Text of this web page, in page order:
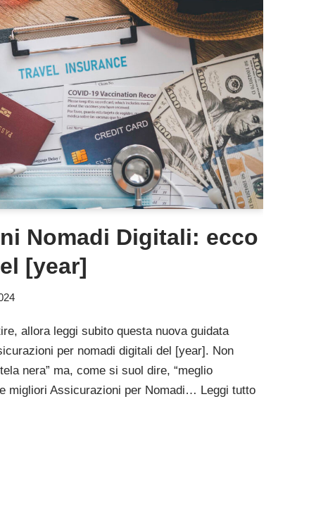
Nomadi Digitali: ecco
[year]
allora leggi subito questa nuova guidata
per nomadi digitali del [year]. Non
nera” ma, come si suol dire, “meglio
migliori Assicurazioni per Nomadi… Leggi tutto